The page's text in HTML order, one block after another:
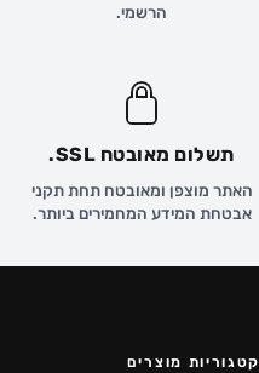
הרשמי.
תשלום מאובטח SSL.
האתר מוצפן ומאובטח תחת תקני
אבטחת המידע המחמירים ביותר.
קטגוריות מוצרים